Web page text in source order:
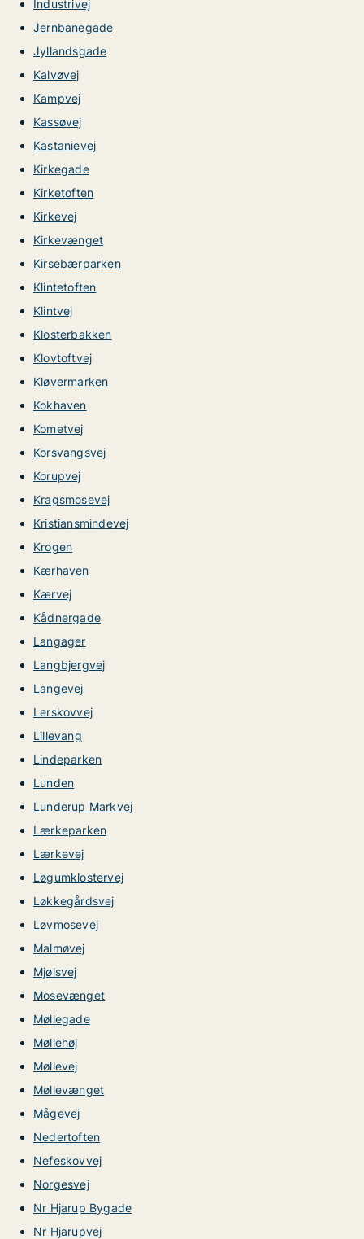
Industrivej
Jernbanegade
Jyllandsgade
Kalvøvej
Kampvej
Kassøvej
Kastanievej
Kirkegade
Kirketoften
Kirkevej
Kirkevænget
Kirsebærparken
Klintetoften
Klintvej
Klosterbakken
Klovtoftvej
Kløvermarken
Kokhaven
Kometvej
Korsvangsvej
Korupvej
Kragsmosevej
Kristiansmindevej
Krogen
Kærhaven
Kærvej
Kådnergade
Langager
Langbjergvej
Langevej
Lerskovvej
Lillevang
Lindeparken
Lunden
Lunderup Markvej
Lærkeparken
Lærkevej
Løgumklostervej
Løkkegårdsvej
Løvmosevej
Malmøvej
Mjølsvej
Mosevænget
Møllegade
Møllehøj
Møllevej
Møllevænget
Mågevej
Nedertoften
Nefeskovvej
Norgesvej
Nr Hjarup Bygade
Nr Hjarupvej